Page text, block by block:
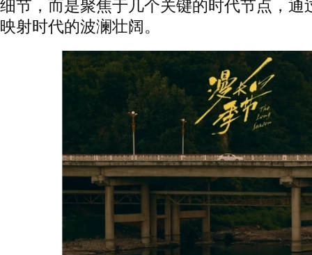
细节，而是聚焦于几个关键的时代节点，通
映射时代的波澜壮阔。